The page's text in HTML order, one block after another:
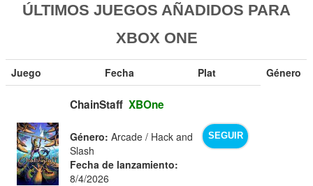
ÚLTIMOS JUEGOS AÑADIDOS PARA
XBOX ONE
Juego Fecha Plat Género
ChainStaff XBOne
SEGUIR
Género: Arcade / Hack and
Slash
Fecha de lanzamiento:
8/4/2026